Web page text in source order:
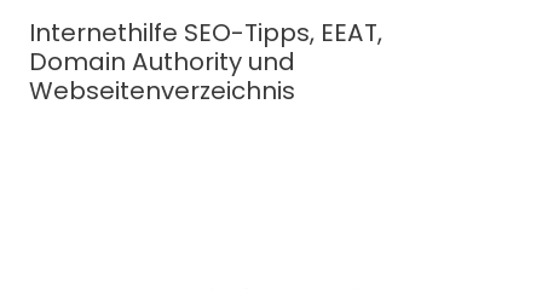
Inhalt
springen
Internethilfe SEO-Tipps, EEAT,
Domain Authority und
Webseitenverzeichnis